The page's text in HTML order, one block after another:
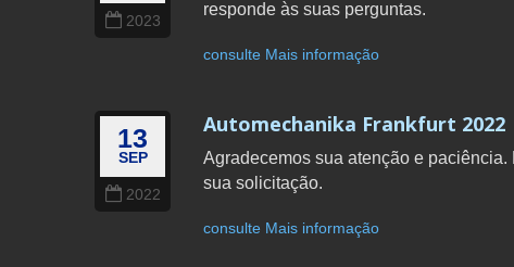
2023
responde às suas perguntas.
consulte Mais informação
13
SEP
2022
Automechanika Frankfurt 2022
Agradecemos sua atenção e
sua solicitação.
consulte Mais informação